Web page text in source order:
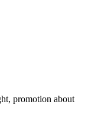
promotion about